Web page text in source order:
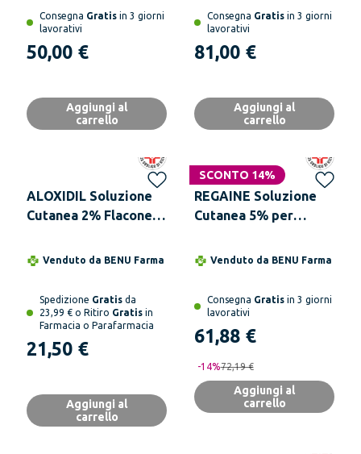
Consegna Gratis in 3 giorni
lavorativi
50,00 €
Aggiungi al
carrello
Consegna Gratis in 3 giorni
lavorativi
81,00 €
Aggiungi al
carrello
ALOXIDIL Soluzione
Cutanea 2% Flacone
Venduto da BENU Farma
Spedizione Gratis da
23,99 € o Ritiro Gratis in
Farmacia o Parafarmacia
21,50 €
Aggiungi al
carrello
SCONTO 14%
REGAINE Soluzione
Cutanea 5% per
Androgenetica
Ereditaria 60 ml
Venduto da BENU Farma
Consegna Gratis in 3 giorni
lavorativi
61,88 €
-14%72,19 €
Aggiungi al
carrello